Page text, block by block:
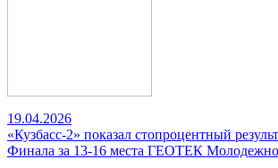
19.04.2026
«Кузбасс-2» показал стопроцентный
Финала за 13-16 места ГЕОТЕК